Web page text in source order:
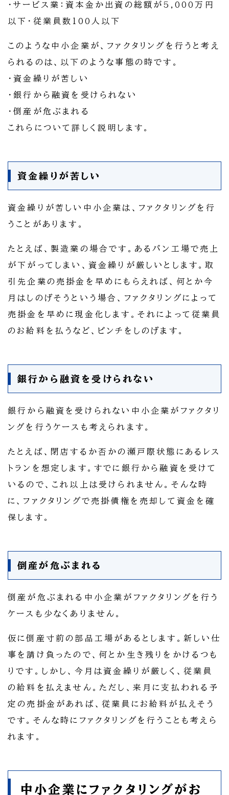
・サービス業：資本金か出資の総額が5,000万円
以下・従業員数100人以下
このような中小企業が、ファクタリングを行うと考え
られるのは、以下のような事態の時です。
・資金繰りが苦しい
・銀行から融資を受けられない
・倒産が危ぶまれる
これらについて詳しく説明します。
資金繰りが苦しい
資金繰りが苦しい中小企業は、ファクタリングを行
うことがあります。
たとえば、製造業の場合です。あるパン工場で売上
が下がってしまい、資金繰りが厳しいとします。取
引先企業の売掛金を早めにもらえれば、何とか今
月はしのげそうという場合、ファクタリングによって
売掛金を早めに現金化します。それによって従業員
のお給料を払うなど、ピンチをしのげます。
銀行から融資を受けられない
銀行から融資を受けられない中小企業がファクタリ
ングを行うケースも考えられます。
たとえば、閉店するか否かの瀬戸際状態にあるレス
トランを想定します。すでに銀行から融資を受けて
いるので、これ以上は受けられません。そんな時
に、ファクタリングで売掛債権を売却して資金を確
保します。
倒産が危ぶまれる
倒産が危ぶまれる中小企業がファクタリングを行う
ケースも少なくありません。
仮に倒産寸前の部品工場があるとします。新しい仕
事を請け負ったので、何とか生き残りをかけるつも
りです。しかし、今月は資金繰りが厳しく、従業員
の給料を払えません。ただし、来月に支払われる予
定の売掛金があれば、従業員にお給料が払えそう
です。そんな時にファクタリングを行うことも考えら
れます。
中小企業にファクタリングがお